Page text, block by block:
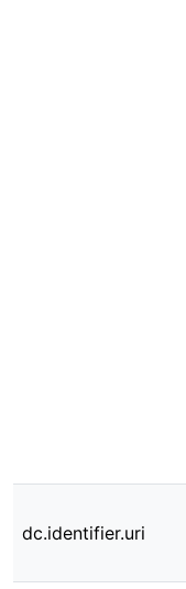
dc.identifier.uri